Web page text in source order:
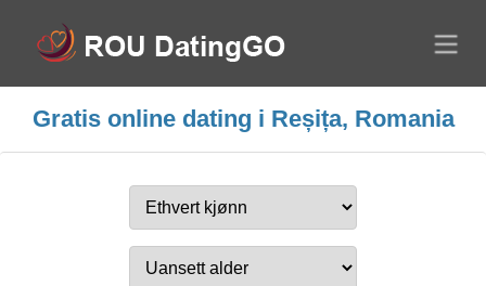
Gratis online dating i Reșița, Romania